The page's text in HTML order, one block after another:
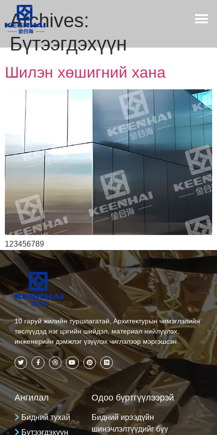
Archives:
Бүтээгдэхүүн
Шилэн хөшигний хана
123456789
10 гаруй жилийн туршлагатай, Архитектурын чимэглэлийн
төслүүдэд нэг цэгийн шийдэл, материал нийлүүлэх,
инженерийн дэмжлэг үзүүлэх чиглэлээр мэргэшсэн.
Ангилал
Бидний тухай
Бүтээгдэхүүн
Одоо бүртгүүлээрэй
Бидний ирээдүйн
шинэчлэлтүүдийг бүү